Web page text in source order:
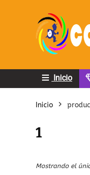
Inicio
Inicio
1
Mostrando el